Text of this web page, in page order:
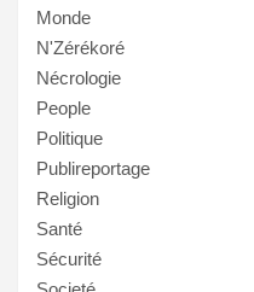
Monde
N'Zérékoré
Nécrologie
People
Politique
Publireportage
Religion
Santé
Sécurité